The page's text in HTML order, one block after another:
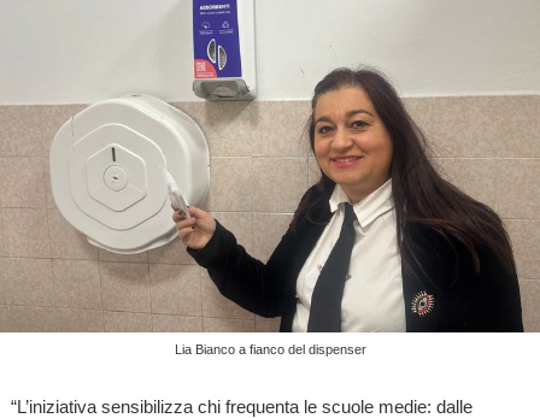
Lia Bianco a fianco del dispenser
“L’iniziativa sensibilizza chi frequenta le scuole medie: dalle